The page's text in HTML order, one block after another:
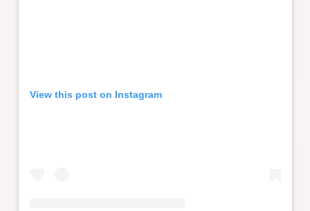
View this post on Instagram